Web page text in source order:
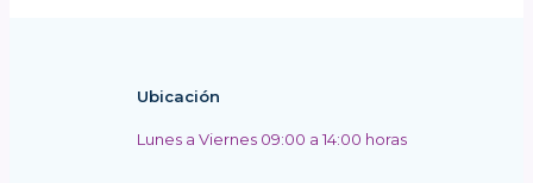
Ubicación
Lunes a Viernes 09:00 a 14:00 horas